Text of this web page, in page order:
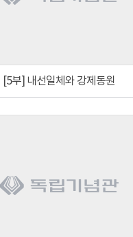
[5부] 내선일체와 강제동원